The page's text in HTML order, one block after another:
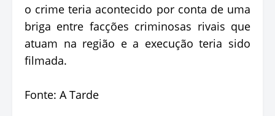
o crime teria acontecido por conta de uma
briga entre facções criminosas rivais que
atuam na região e a execução teria sido
filmada.
Fonte: A Tarde